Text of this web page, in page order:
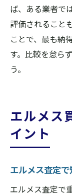
ば、ある業者で
評価されること
ことで、最も納
す。比較を怠ら
う。
エルメス
イント
エルメス査定
エルメス査定で